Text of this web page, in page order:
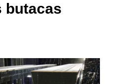
butacas